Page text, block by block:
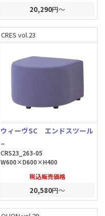
20,290円～
CRES vol.23
ウィーヴSC エンドスツール
CRS23_263-05
W600×D600×H400
税込販売価格
20,580円～